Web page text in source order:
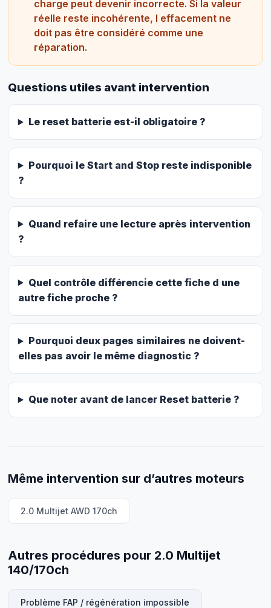
charge peut devenir incorrecte. Si la valeur
réelle reste incohérente, l effacement ne
doit pas être considéré comme une
réparation.
Questions utiles avant intervention
Le reset batterie est-il obligatoire ?
Pourquoi le Start and Stop reste indisponible
?
Quand refaire une lecture après intervention
?
Quel contrôle différencie cette fiche d une
autre fiche proche ?
Pourquoi deux pages similaires ne doivent-
elles pas avoir le même diagnostic ?
Que noter avant de lancer Reset batterie ?
Même intervention sur d’autres moteurs
2.0 Multijet AWD 170ch
Autres procédures pour 2.0 Multijet
140/170ch
Problème FAP / régénération impossible